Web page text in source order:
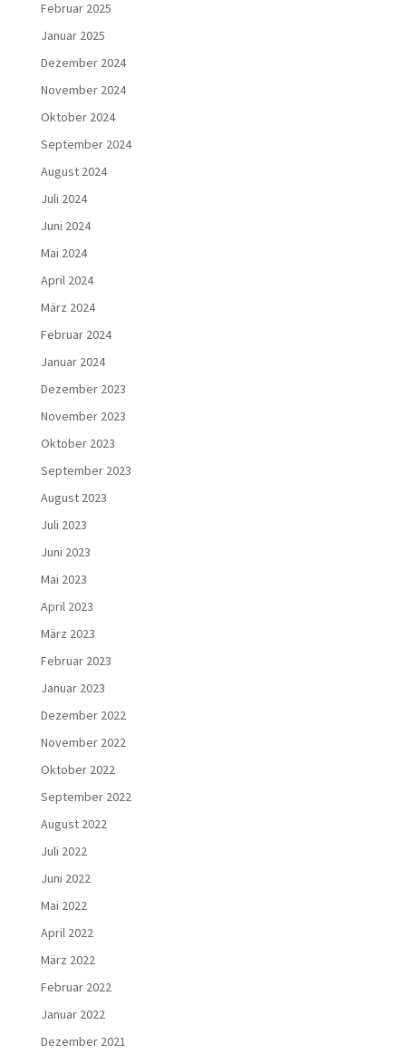
Februar 2025
Januar 2025
Dezember 2024
November 2024
Oktober 2024
September 2024
August 2024
Juli 2024
Juni 2024
Mai 2024
April 2024
März 2024
Februar 2024
Januar 2024
Dezember 2023
November 2023
Oktober 2023
September 2023
August 2023
Juli 2023
Juni 2023
Mai 2023
April 2023
März 2023
Februar 2023
Januar 2023
Dezember 2022
November 2022
Oktober 2022
September 2022
August 2022
Juli 2022
Juni 2022
Mai 2022
April 2022
März 2022
Februar 2022
Januar 2022
Dezember 2021